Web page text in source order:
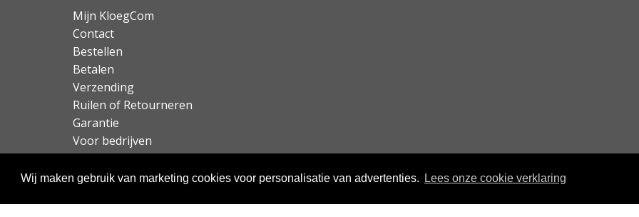
Wij maken gebruik van marketing cookies voor personalisatie van advertenties. Lees onze cookie verklaring
Mijn KloegCom
Contact
Bestellen
Betalen
Verzending
Ruilen of Retourneren
Garantie
Voor bedrijven
Over KloegCom.nl
© KloegCom 2008 - 2026 -